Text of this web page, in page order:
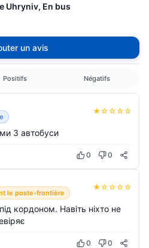
Uhryniv, En bus
un avis
Positifs Négatifs
★☆☆☆☆
3 автобуси
0 0
le poste-frontière
★☆☆☆☆
кордоном. Навіть ніхто не
0 0